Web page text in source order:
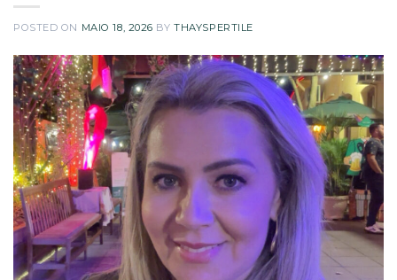
POSTED ON MAIO 18, 2026 BYTHAYSPERTILE